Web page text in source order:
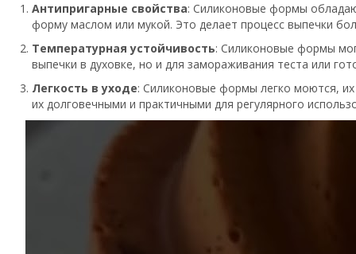
Антипригарные свойства: Силиконовые формы
форму маслом или мукой. Это делает процесс выпечки
Температурная устойчивость: Силиконовые формы
выпечки в духовке, но и для замораживания теста или
Легкость в уходе: Силиконовые формы легко моются,
их долговечными и практичными для регулярного